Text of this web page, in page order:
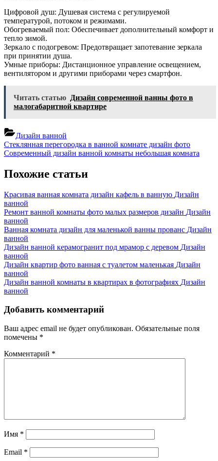
Цифровой душ: Душевая система с регулируемой
температурой, потоком и режимами.
Обогреваемый пол: Обеспечивает дополнительный комфорт и
тепло зимой.
Зеркало с подогревом: Предотвращает запотевание зеркала
при принятии душа.
Умные приборы: Дистанционное управление освещением,
вентилятором и другими приборами через смартфон.
Читать статью Дизайн современной ванны фото в
малогабаритной квартире
Дизайн ванной
Навигация
по
записям
Previous
Post:
Стеклянная перегородка в ванной комнате дизайн фото
Next
Современный дизайн ванной комнаты небольшая комната
Похожие статьи
Красивая ванная комната дизайн кафель в ванную Дизайн
ванной
Ремонт ванной комнаты фото малых размеров дизайн Дизайн
ванной
Ванная комната дизайн для маленькой ванны прованс Дизайн
ванной
Дизайн ванной керамогранит под мрамор с деревом Дизайн
ванной
Дизайн квартир фото ванная с туалетом маленькая Дизайн
ванной
Дизайн ванной комнаты в квартирах в фотографиях Дизайн
ванной
Добавить комментарий
Ваш адрес email не будет опубликован. Обязательные поля
помечены *
Комментарий *
Имя *
Email *